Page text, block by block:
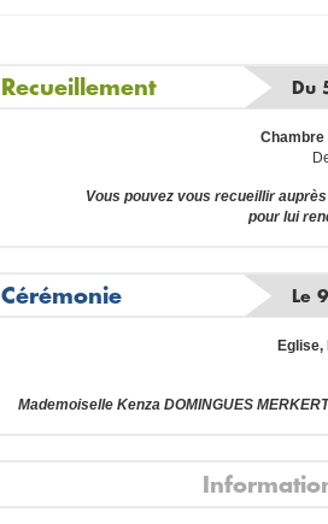
Recueillement Du
Vous pouvez vous recueillir
pour lui
Cérémonie Le
Mademoiselle Kenza DOMINGUES